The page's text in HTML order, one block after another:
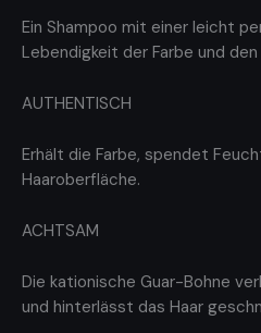
Ein Shampoo mit einer leicht
Lebendigkeit der Farbe und
AUTHENTISCH
Erhält die Farbe, spendet
Haaroberfläche.
ACHTSAM
Die kationische Guar-Bohne
und hinterlässt das Haar